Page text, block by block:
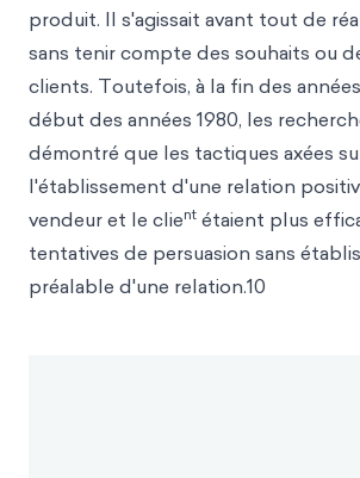
produit. Il s'agissait avant tout de
sans tenir compte des souhaits ou
clients. Toutefois, à la fin des
début des années 1980, les
démontré que les tactiques axées
l'établissement d'une relation
vendeur et le client étaient plus
tentatives de persuasion sans
préalable d'une relation.10